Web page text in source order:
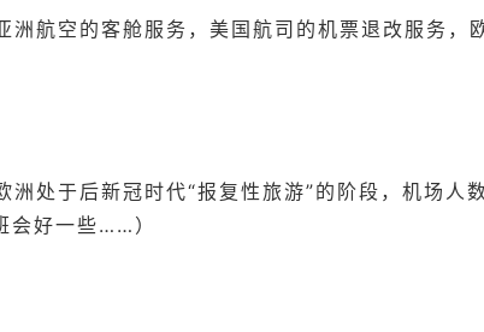
洲航空的客舱服务，美国航司的机票退改服务，
洲处于后新冠时代“报复性旅游”的阶段，机场人
会好一些……）